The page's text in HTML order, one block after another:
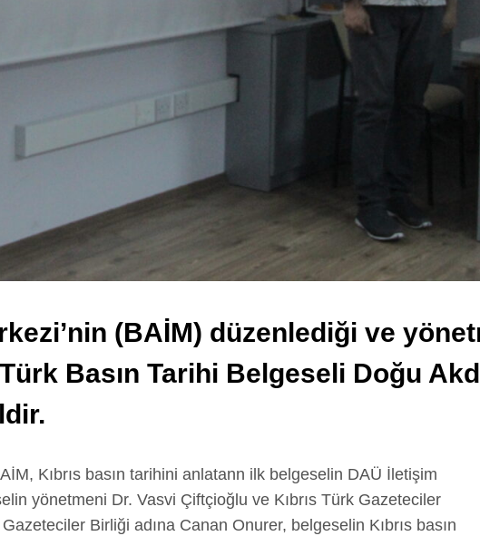
(BAİM) düzenlediği ve
Türk Basın Tarihi Belgeseli Doğu
Kıbrıs basın tarihini anlatann ilk belgeselin DAÜ İletişim
yönetmeni Dr. Vasvi Çiftçioğlu ve Kıbrıs Türk Gazeteciler
Birliği adına Canan Onurer, belgeselin Kıbrıs basın